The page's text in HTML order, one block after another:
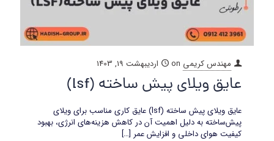
مهندس کریمی on اردیبهشت 19, 1403
عایق ویلای پیش ساخته (lsf)
عایق ویلای پیش ساخته (lsf) عایق کاری مناسب برای ویلای
پیش‌ساخته به دلیل اهمیت آن در کاهش هزینه‌های انرژی، بهبود
کیفیت هوای داخلی و افزایش عمر […]